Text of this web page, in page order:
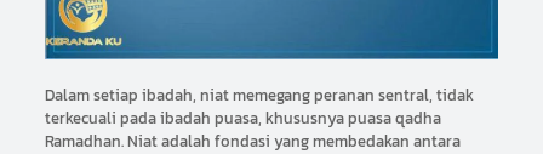
Dalam setiap ibadah, niat memegang peranan sentral, tidak
terkecuali pada ibadah puasa, khususnya puasa qadha
Ramadhan. Niat adalah fondasi yang membedakan antara